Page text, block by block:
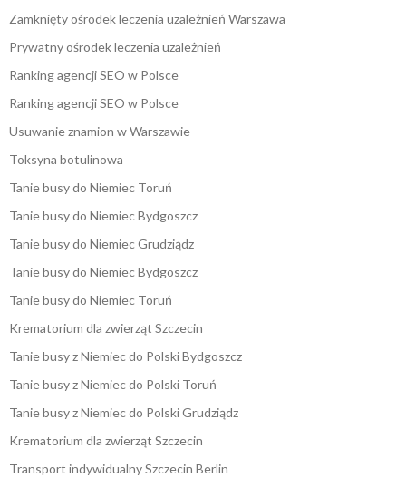
Zamknięty ośrodek leczenia uzależnień Warszawa
Prywatny ośrodek leczenia uzależnień
Ranking agencji SEO w Polsce
Ranking agencji SEO w Polsce
Usuwanie znamion w Warszawie
Toksyna botulinowa
Tanie busy do Niemiec Toruń
Tanie busy do Niemiec Bydgoszcz
Tanie busy do Niemiec Grudziądz
Tanie busy do Niemiec Bydgoszcz
Tanie busy do Niemiec Toruń
Krematorium dla zwierząt Szczecin
Tanie busy z Niemiec do Polski Bydgoszcz
Tanie busy z Niemiec do Polski Toruń
Tanie busy z Niemiec do Polski Grudziądz
Krematorium dla zwierząt Szczecin
Transport indywidualny Szczecin Berlin